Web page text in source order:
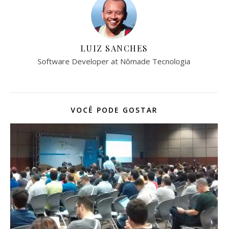
LUIZ SANCHES
Software Developer at Nômade Tecnologia
VOCÊ PODE GOSTAR